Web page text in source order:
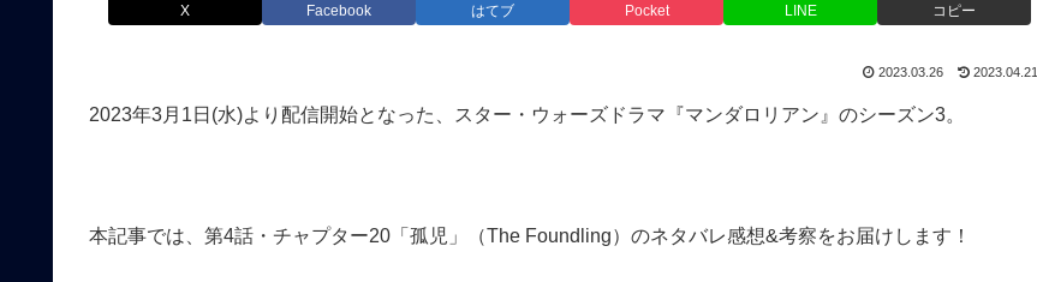
X Facebook はてブ Pocket LINE コピー
2023.03.26 2023.04.21
2023年3月1日(水)より配信開始となった、スター・ウォーズドラマ『マンダロリアン』のシーズン3。
本記事では、第4話・チャプター20「孤児」（The Foundling）のネタバレ感想&考察をお届けします！